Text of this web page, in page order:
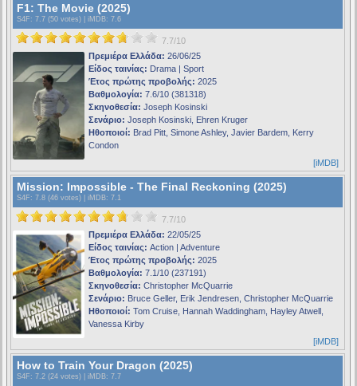
F1: The Movie (2025)
S4F : 7.7 (50 votes) | iMDB: 7.6
7.7/10
Πρεμιέρα Ελλάδα: 26/06/25
Είδος ταινίας: Drama | Sport
Έτος πρώτης προβολής: 2025
Βαθμολογία: 7.6/10 (381318)
Σκηνοθεσία: Joseph Kosinski
Σενάριο: Joseph Kosinski, Ehren Kruger
Ηθοποιοί: Brad Pitt, Simone Ashley, Javier Bardem, Kerry
Condon
[iMDB]
Mission: Impossible - The Final Reckoning (2025)
S4F : 7.8 (46 votes) | iMDB: 7.1
7.7/10
Πρεμιέρα Ελλάδα: 22/05/25
Είδος ταινίας: Action | Adventure
Έτος πρώτης προβολής: 2025
Βαθμολογία: 7.1/10 (237191)
Σκηνοθεσία: Christopher McQuarrie
Σενάριο: Bruce Geller, Erik Jendresen, Christopher McQuarrie
Ηθοποιοί: Tom Cruise, Hannah Waddingham, Hayley Atwell,
Vanessa Kirby
[iMDB]
How to Train Your Dragon (2025)
S4F : 7.2 (24 votes) | iMDB: 7.7